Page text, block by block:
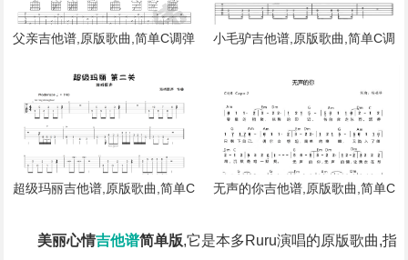
父亲吉他谱,原版歌曲,简单C调弹
小毛驴吉他谱,原版歌曲,简单C调
超级玛丽吉他谱,原版歌曲,简单C
无声的你吉他谱,原版歌曲,简单C
美丽心情吉他谱简单版,它是本多Ruru演唱的原版歌曲,指